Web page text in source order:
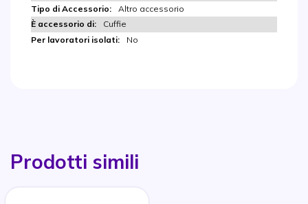
Altro accessorio
Cuffie
No
Prodotti simili